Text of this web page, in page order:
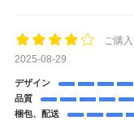
ご購
2025-08-29
デザイン
品質
梱包、配送